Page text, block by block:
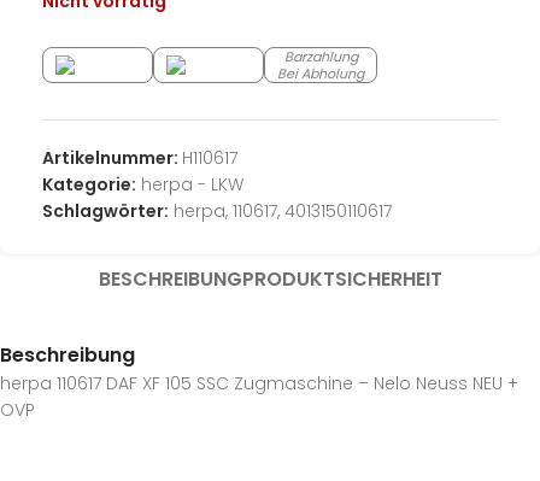
Barzahlung
Bei Abholung
Artikelnummer: H110617
Kategorie: herpa - LKW
Schlagwörter: herpa, 110617, 4013150110617
BESCHREIBUNGPRODUKTSICHERHEIT
Beschreibung
herpa 110617 DAF XF 105 SSC Zugmaschine – Nelo Neuss NEU +
OVP